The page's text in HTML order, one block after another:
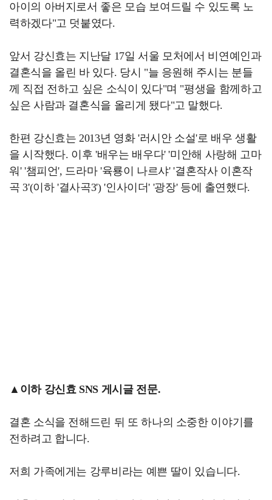
아이의 아버지로서 좋은 모습 보여드릴 수 있도록 노
력하겠다"고 덧붙였다.
앞서 강신효는 지난달 17일 서울 모처에서 비연예인과
결혼식을 올린 바 있다. 당시 "늘 응원해 주시는 분들
께 직접 전하고 싶은 소식이 있다"며 "평생을 함께하고
싶은 사람과 결혼식을 올리게 됐다"고 말했다.
한편 강신효는 2013년 영화 '러시안 소설'로 배우 생활
을 시작했다. 이후 '배우는 배우다' '미안해 사랑해 고마
워' '챔피언', 드라마 '육룡이 나르샤' '결혼작사 이혼작
곡 3'(이하 '결사곡3') '인사이더' '광장' 등에 출연했다.
▲이하 강신효 SNS 게시글 전문.
결혼 소식을 전해드린 뒤 또 하나의 소중한 이야기를
전하려고 합니다.
저희 가족에게는 강루비라는 예쁜 딸이 있습니다.